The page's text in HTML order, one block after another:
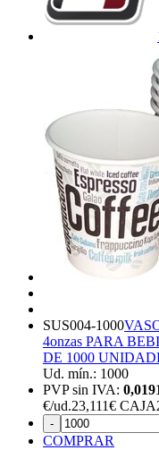
SUS004-1000
4onzas PARA
DE 1000
Ud. mín.: 1000
PVP sin IVA:
€/ud.23,111€ CAJA
-
COMPRAR